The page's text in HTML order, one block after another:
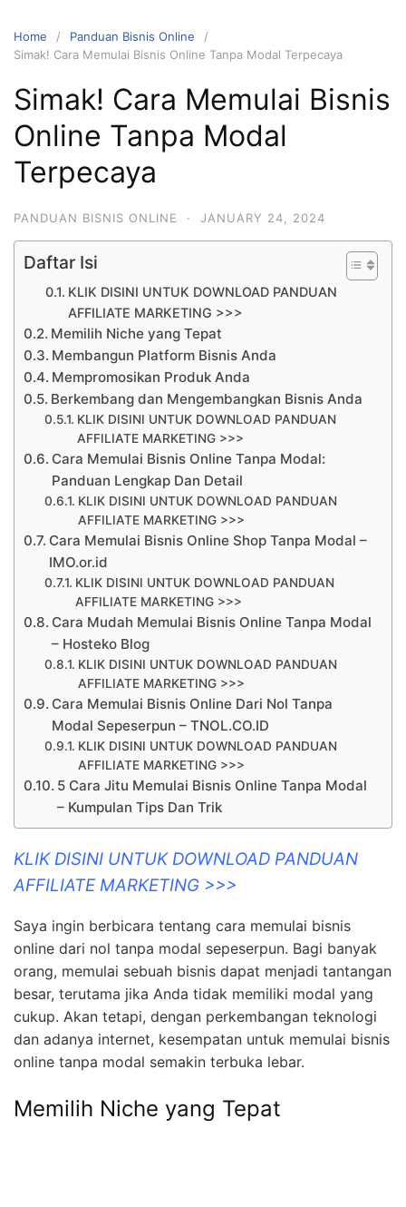
Home
Panduan Bisnis Online
Simak! Cara Memulai Bisnis Online Tanpa Modal Terpecaya
Simak! Cara Memulai Bisnis
Online Tanpa Modal
Terpecaya
PANDUAN BISNIS ONLINE · JANUARY 24, 2024
Daftar Isi
KLIK DISINI UNTUK DOWNLOAD PANDUAN
AFFILIATE MARKETING >>>
Memilih Niche yang Tepat
Membangun Platform Bisnis Anda
Mempromosikan Produk Anda
Berkembang dan Mengembangkan Bisnis Anda
KLIK DISINI UNTUK DOWNLOAD PANDUAN
AFFILIATE MARKETING >>>
Cara Memulai Bisnis Online Tanpa Modal:
Panduan Lengkap Dan Detail
KLIK DISINI UNTUK DOWNLOAD PANDUAN
AFFILIATE MARKETING >>>
Cara Memulai Bisnis Online Shop Tanpa Modal –
IMO.or.id
KLIK DISINI UNTUK DOWNLOAD PANDUAN
AFFILIATE MARKETING >>>
Cara Mudah Memulai Bisnis Online Tanpa Modal
– Hosteko Blog
KLIK DISINI UNTUK DOWNLOAD PANDUAN
AFFILIATE MARKETING >>>
Cara Memulai Bisnis Online Dari Nol Tanpa
Modal Sepeserpun – TNOL.CO.ID
KLIK DISINI UNTUK DOWNLOAD PANDUAN
AFFILIATE MARKETING >>>
5 Cara Jitu Memulai Bisnis Online Tanpa Modal
– Kumpulan Tips Dan Trik
KLIK DISINI UNTUK DOWNLOAD PANDUAN
AFFILIATE MARKETING >>>
Saya ingin berbicara tentang cara memulai bisnis
online dari nol tanpa modal sepeserpun. Bagi banyak
orang, memulai sebuah bisnis dapat menjadi tantangan
besar, terutama jika Anda tidak memiliki modal yang
cukup. Akan tetapi, dengan perkembangan teknologi
dan adanya internet, kesempatan untuk memulai bisnis
online tanpa modal semakin terbuka lebar.
Memilih Niche yang Tepat